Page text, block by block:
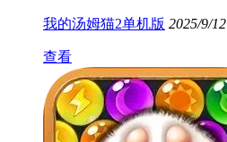
我的汤姆猫2单机版 2025/9/12
查看